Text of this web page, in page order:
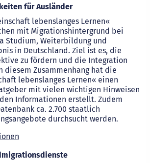
für Ausländer
lebenslanges Lernen«
mit Migrationshintergrund bei
Studium, Weiterbildung und
in Deutschland. Ziel ist es, die
zu fördern und die Integration
diesem Zusammenhang hat die
lebenslanges Lernen« einen
mit vielen wichtigen Hinweisen
Informationen erstellt. Zudem
ca. 2.700 staatlich
durchsucht werden.